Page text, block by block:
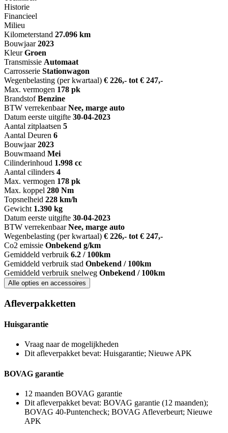
Historie
Financieel
Milieu
Kilometerstand 27.096 km
Bouwjaar 2023
Kleur Groen
Transmissie Automaat
Carrosserie Stationwagon
Wegenbelasting (per kwartaal) € 226,- tot € 247,-
Max. vermogen 178 pk
Brandstof Benzine
BTW verrekenbaar Nee, marge auto
Datum eerste uitgifte 30-04-2023
Aantal zitplaatsen 5
Aantal Deuren 6
Bouwjaar 2023
Bouwmaand Mei
Cilinderinhoud 1.998 cc
Aantal cilinders 4
Max. vermogen 178 pk
Max. koppel 280 Nm
Topsnelheid 228 km/h
Gewicht 1.390 kg
Datum eerste uitgifte 30-04-2023
BTW verrekenbaar Nee, marge auto
Wegenbelasting (per kwartaal) € 226,- tot € 247,-
Co2 emissie Onbekend g/km
Gemiddeld verbruik 6.2 / 100km
Gemiddeld verbruik stad Onbekend / 100km
Gemiddeld verbruik snelweg Onbekend / 100km
Alle opties en accessoires
Afleverpakketten
Huisgarantie
Vraag naar de mogelijkheden
Dit afleverpakket bevat: Huisgarantie; Nieuwe APK
BOVAG garantie
12 maanden BOVAG garantie
Dit afleverpakket bevat: BOVAG garantie (12 maanden);
BOVAG 40-Puntencheck; BOVAG Afleverbeurt; Nieuwe
APK